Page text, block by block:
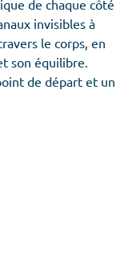
de chaque côté
invisibles à
le corps, en
son équilibre.
de départ et un